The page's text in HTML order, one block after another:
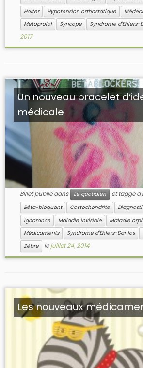
Holter
Hypotension orthostatique
Metoprolol
Syncope Syndrome d'Ehlers-
2017
Un nouveau bracelet
médicale
Billet publié dans Le quotidien et taggé
Bêta-bloquant Costochondrite
Ignorance
Maladie invisible
Maladie
Médicaments
Syndrome d'Ehlers-Danlos
Zèbre
lejuillet 24, 2014
Les nouveaux